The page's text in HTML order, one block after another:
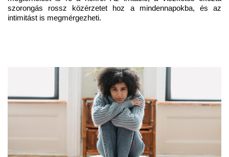
szorongás rossz közérzetet hoz a mindennapokba, és az
intimitást is megmérgezheti.